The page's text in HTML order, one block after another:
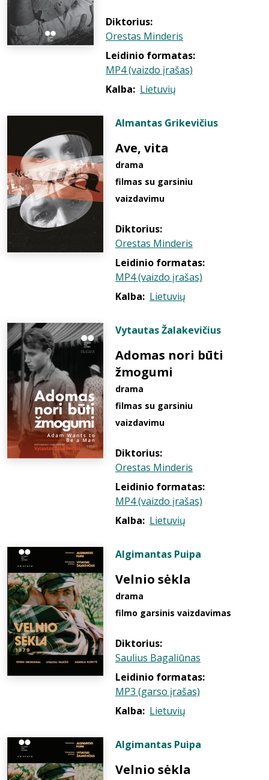
Diktorius:
Orestas Minderis
Leidinio formatas:
MP4 (vaizdo įrašas)
Kalba: Lietuvių
Almantas Grikevičius
Ave, vita
drama
filmas su garsiniu
vaizdavimu
Diktorius:
Orestas Minderis
Leidinio formatas:
MP4 (vaizdo įrašas)
Kalba: Lietuvių
Vytautas Žalakevičius
Adomas nori būti
žmogumi
drama
filmas su garsiniu
vaizdavimu
Diktorius:
Orestas Minderis
Leidinio formatas:
MP4 (vaizdo įrašas)
Kalba: Lietuvių
Algimantas Puipa
Velnio sėkla
drama
filmo garsinis vaizdavimas
Diktorius:
Saulius Bagaliūnas
Leidinio formatas:
MP3 (garso įrašas)
Kalba: Lietuvių
Algimantas Puipa
Velnio sėkla